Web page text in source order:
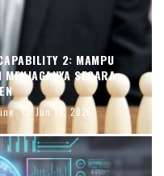
2: MAMPU
SECARA
Jun 16, 2026